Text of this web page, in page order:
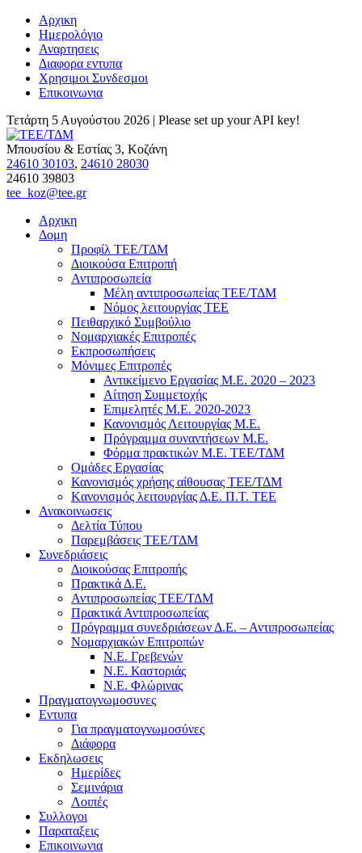
Αρχικη
Ημερολόγιο
Αναρτησεις
Διαφορα εντυπα
Χρησιμοι Συνδεσμοι
Επικοινωνια
Τετάρτη 5 Αυγούστου 2026 | Please set up your API key!
Μπουσίου & Εστίας 3, Κοζάνη
24610 30103, 24610 28030
24610 39803
tee_koz@tee.gr
Αρχικη
Δομη
Προφίλ ΤΕΕ/ΤΔΜ
Διοικούσα Επιτροπή
Αντιπροσωπεία
Μέλη αντιπροσωπείας ΤΕΕ/ΤΔΜ
Νόμος λειτουργίας ΤΕΕ
Πειθαρχικό Συμβούλιο
Νομαρχιακές Επιτροπές
Εκπροσωπήσεις
Μόνιμες Επιτροπές
Αντικείμενο Εργασίας Μ.Ε. 2020 – 2023
Αίτηση Συμμετοχής
Επιμελητές Μ.Ε. 2020-2023
Κανονισμός Λειτουργίας Μ.Ε.
Πρόγραμμα συναντήσεων M.E.
Φόρμα πρακτικών Μ.Ε. ΤΕΕ/ΤΔΜ
Ομάδες Εργασίας
Κανονισμός χρήσης αίθουσας ΤΕΕ/ΤΔΜ
Kανονισμός λειτουργίας Δ.Ε. Π.Τ. ΤΕΕ
Ανακοινωσεις
Δελτία Τύπου
Παρεμβάσεις ΤΕΕ/ΤΔΜ
Συνεδριάσεις
Διοικούσας Επιτροπής
Πρακτικά Δ.Ε.
Αντιπροσωπείας ΤΕΕ/ΤΔΜ
Πρακτικά Αντιπροσωπείας
Πρόγραμμα συνεδριάσεων Δ.Ε. – Αντιπροσωπείας
Νομαρχιακών Επιτροπών
Ν.Ε. Γρεβενών
Ν.Ε. Καστοριάς
Ν.Ε. Φλώρινας
Πραγματογνωμοσυνες
Εντυπα
Για πραγματογνωμοσύνες
Διάφορα
Εκδηλωσεις
Ημερίδες
Σεμινάρια
Λοιπές
Συλλογοι
Παραταξεις
Επικοινωνια